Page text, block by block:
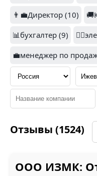
1.3
КУПЕР (7)
СТРОЙКОМ (6)
👨‍💼Директор (10)
📊бухгалтер (9)
💼менеджер по
Отзывы (1524)
ООО ИЗМК: